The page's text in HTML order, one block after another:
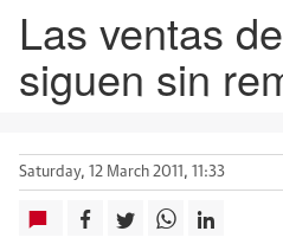
Las ventas
siguen sin
Saturday, 12 March 2011, 11:33